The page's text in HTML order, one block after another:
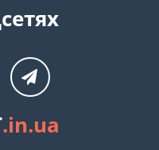
.in.ua